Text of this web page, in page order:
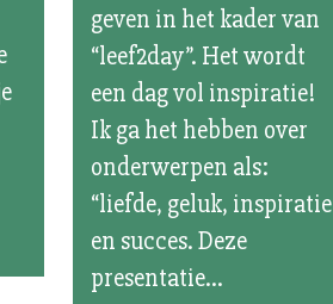
geven in het kader van
“leef2day”. Het wordt
een dag vol inspiratie!
Ik ga het hebben over
onderwerpen als:
“liefde, geluk, inspiratie
en succes. Deze
presentatie...